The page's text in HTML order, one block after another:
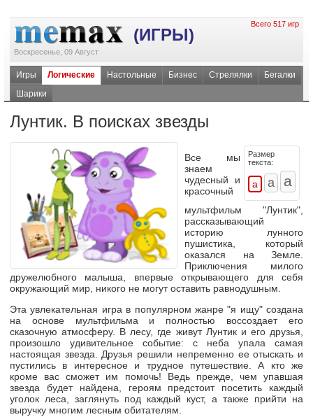
(ИГРЫ)
Воскресенье, 09 Август
Всего 517 игр
Игры Логические Настольные Бизнес Стрелялки
Бегалки
Шарики
Лунтик. В поисках звезды
Размер
текста:
Все мы
знаем
чудесный и
красочный
мультфильм "Лунтик",
рассказывающий
историю лунного
пушистика, который
оказался на Земле.
Приключения милого
дружелюбного малыша, впервые открывающего для себя
окружающий мир, никого не могут оставить равнодушным.
Эта увлекательная игра в популярном жанре "я ищу" создана
на основе мультфильма и полностью воссоздает его
сказочную атмосферу. В лесу, где живут Лунтик и его друзья,
произошло удивительное событие: с неба упала самая
настоящая звезда. Друзья решили непременно ее отыскать и
пустились в интересное и трудное путешествие. А кто же
кроме вас сможет им помочь! Ведь прежде, чем упавшая
звезда будет найдена, героям предстоит посетить каждый
уголок леса, заглянуть под каждый куст, а также прийти на
выручку многим лесным обитателям.